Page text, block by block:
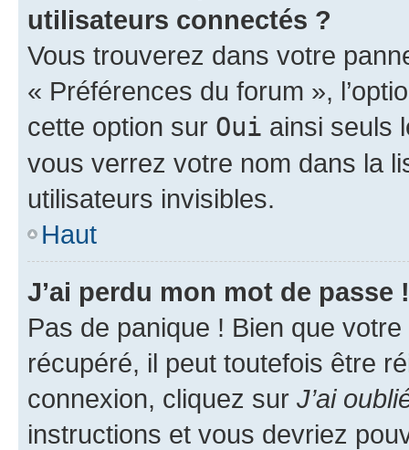
utilisateurs connectés ?
Vous trouverez dans votre
« Préférences du forum »,
cette option sur Oui ainsi seuls
vous verrez votre nom dans la
utilisateurs invisibles.
Haut
J’ai perdu mon mot de passe !
Pas de panique ! Bien que
récupéré, il peut toutefois être
connexion, cliquez sur J’ai
instructions et vous devriez